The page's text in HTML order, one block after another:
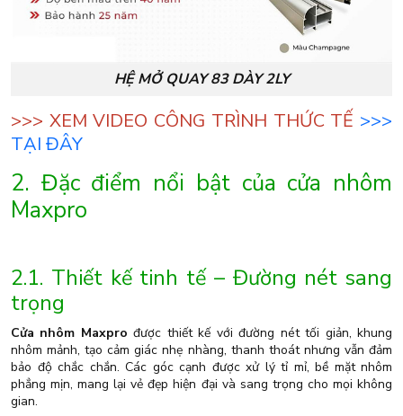
HỆ MỞ QUAY 83 DÀY 2LY
>>> XEM VIDEO CÔNG TRÌNH THỨC TẾ >>>
TẠI ĐÂY
2. Đặc điểm nổi bật của cửa nhôm
Maxpro
2.1. Thiết kế tinh tế – Đường nét sang
trọng
Cửa nhôm Maxpro được thiết kế với đường nét tối giản, khung
nhôm mảnh, tạo cảm giác nhẹ nhàng, thanh thoát nhưng vẫn đảm
bảo độ chắc chắn. Các góc cạnh được xử lý tỉ mỉ, bề mặt nhôm
phẳng mịn, mang lại vẻ đẹp hiện đại và sang trọng cho mọi không
gian.